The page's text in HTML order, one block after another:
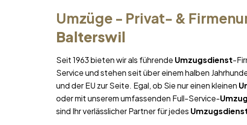
Umzüge - Privat- &
Balterswil
Seit 1963 bieten wir als führende Umzugsdienst-
Service und stehen seit über einem halben
und der EU zur Seite. Egal, ob Sie nur einen kleinen
oder mit unserem umfassenden Full-Service-
sind Ihr verlässlicher Partner für jedes